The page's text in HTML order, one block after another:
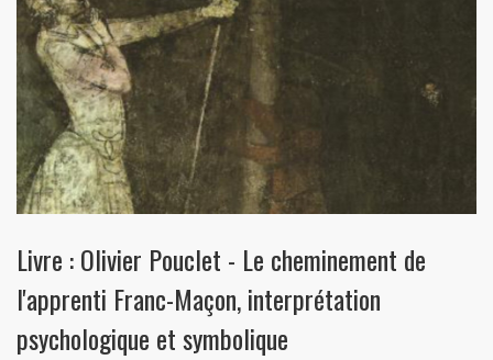
Livre : Olivier Pouclet - Le cheminement de
l'apprenti Franc-Maçon, interprétation
psychologique et symbolique